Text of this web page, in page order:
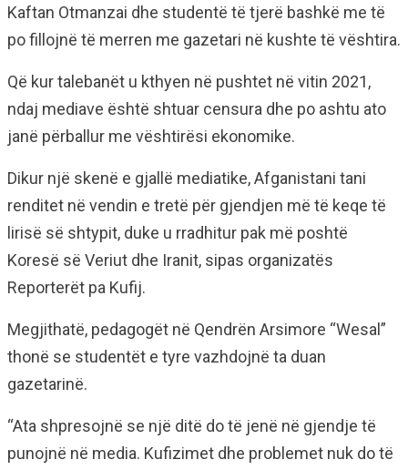
Kaftan Otmanzai dhe studentë të tjerë bashkë me të
po fillojnë të merren me gazetari në kushte të vështira.
Që kur talebanët u kthyen në pushtet në vitin 2021,
ndaj mediave është shtuar censura dhe po ashtu ato
janë përballur me vështirësi ekonomike.
Dikur një skenë e gjallë mediatike, Afganistani tani
renditet në vendin e tretë për gjendjen më të keqe të
lirisë së shtypit, duke u rradhitur pak më poshtë
Koresë së Veriut dhe Iranit, sipas organizatës
Reporterët pa Kufij.
Megjithatë, pedagogët në Qendrën Arsimore “Wesal”
thonë se studentët e tyre vazhdojnë ta duan
gazetarinë.
“Ata shpresojnë se një ditë do të jenë në gjendje të
punojnë në media. Kufizimet dhe problemet nuk do të